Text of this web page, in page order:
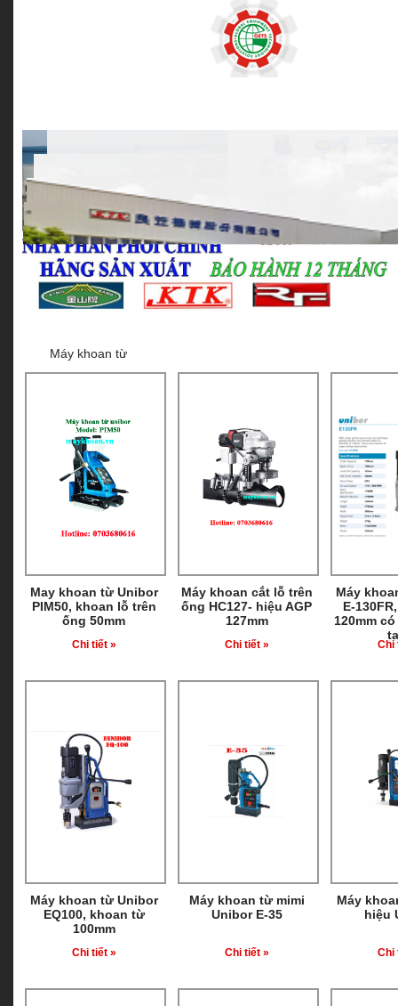
Máy khoan từ
May khoan từ Unibor
PIM50, khoan lỗ trên
ống 50mm
Chi tiết »
Máy khoan cắt lỗ trên
ống HC127- hiệu AGP
127mm
Chi tiết »
Máy
E-
120mm
Chi
Máy khoan từ Unibor
EQ100, khoan từ
100mm
Chi tiết »
Máy khoan từ mimi
Unibor E-35
Chi tiết »
Máy
hiệu
Chi